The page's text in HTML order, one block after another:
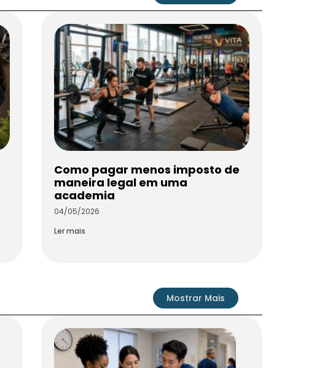
Como pagar menos imposto de
maneira legal em uma
academia
04/05/2026
Ler mais
Mostrar Mais